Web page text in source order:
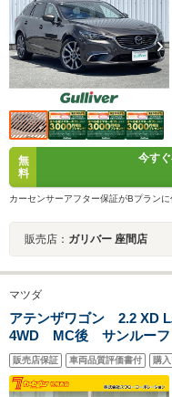
無
料
今す
カーセンサーアフター保証がBプラン
販売店： ガリバー 座間店
マツダ
アテンザワゴン 2.2 XD
4WD MC後 サンルーフ
TV/CD/DVD BOSEサウ
ト レーダークルーズコ
ー パワーシート&メモリ
販売店保証 車両品質評価書付 購